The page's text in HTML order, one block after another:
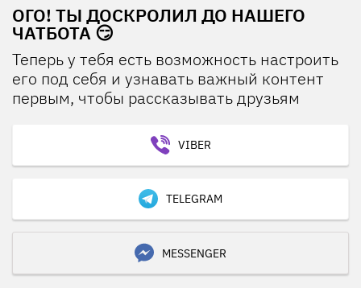
ОГО! ТЫ ДОСКРОЛИЛ ДО НАШЕГО
ЧАТБОТА 😏
Теперь у тебя есть возможность настроить
его под себя и узнавать важный контент
первым, чтобы рассказывать друзьям
VIBER
TELEGRAM
MESSENGER